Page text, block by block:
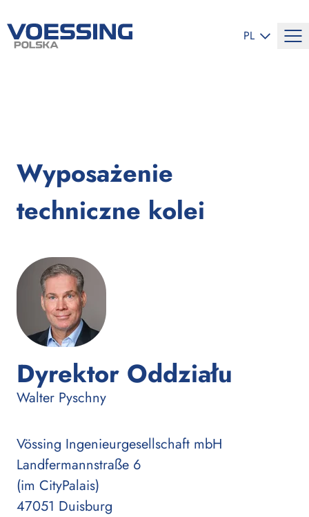
PL
Wyposażenie
techniczne kolei
Dyrektor Oddziału
Walter Pyschny
Vössing Ingenieurgesellschaft mbH
Landfermannstraße 6
(im CityPalais)
47051 Duisburg